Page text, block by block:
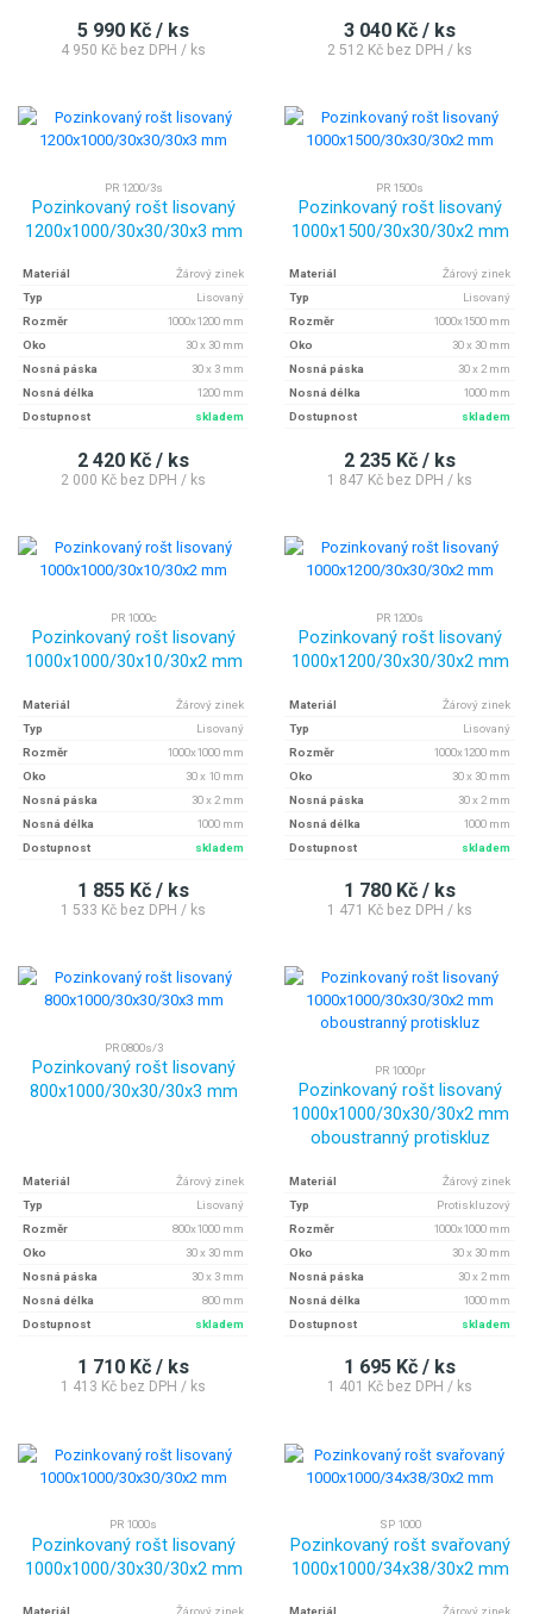
5 990 Kč / ks
4 950 Kč bez DPH / ks
3 040 Kč / ks
2 512 Kč bez DPH / ks
PR 1200/3s
Pozinkovaný rošt lisovaný
1200x1000/30x30/30x3 mm
Materiál
Žárový zinek
Typ
Lisovaný
Rozměr
1000x1200 mm
Oko
30 x 30 mm
Nosná páska
30 x 3 mm
Nosná délka
1200 mm
Dostupnost
skladem
2 420 Kč / ks
2 000 Kč bez DPH / ks
PR 1500s
Pozinkovaný rošt lisovaný
1000x1500/30x30/30x2 mm
Materiál
Žárový zinek
Typ
Lisovaný
Rozměr
1000x1500 mm
Oko
30 x 30 mm
Nosná páska
30 x 2 mm
Nosná délka
1000 mm
Dostupnost
skladem
2 235 Kč / ks
1 847 Kč bez DPH / ks
PR 1000c
Pozinkovaný rošt lisovaný
1000x1000/30x10/30x2 mm
Materiál
Žárový zinek
Typ
Lisovaný
Rozměr
1000x1000 mm
Oko
30 x 10 mm
Nosná páska
30 x 2 mm
Nosná délka
1000 mm
Dostupnost
skladem
1 855 Kč / ks
1 533 Kč bez DPH / ks
PR 1200s
Pozinkovaný rošt lisovaný
1000x1200/30x30/30x2 mm
Materiál
Žárový zinek
Typ
Lisovaný
Rozměr
1000x1200 mm
Oko
30 x 30 mm
Nosná páska
30 x 2 mm
Nosná délka
1000 mm
Dostupnost
skladem
1 780 Kč / ks
1 471 Kč bez DPH / ks
PR 0800s/3
Pozinkovaný rošt lisovaný
800x1000/30x30/30x3 mm
Materiál
Žárový zinek
Typ
Lisovaný
Rozměr
800x1000 mm
Oko
30 x 30 mm
Nosná páska
30 x 3 mm
Nosná délka
800 mm
Dostupnost
skladem
1 710 Kč / ks
1 413 Kč bez DPH / ks
PR 1000pr
Pozinkovaný rošt lisovaný
1000x1000/30x30/30x2 mm
oboustranný protiskluz
Materiál
Žárový zinek
Typ
Protiskluzový
Rozměr
1000x1000 mm
Oko
30 x 30 mm
Nosná páska
30 x 2 mm
Nosná délka
1000 mm
Dostupnost
skladem
1 695 Kč / ks
1 401 Kč bez DPH / ks
PR 1000s
Pozinkovaný rošt lisovaný
1000x1000/30x30/30x2 mm
Materiál Žárový zinek
SP 1000
Pozinkovaný rošt svařovaný
1000x1000/34x38/30x2 mm
Materiál Žárový zinek